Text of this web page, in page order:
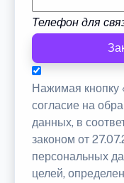
Телефон для
Нажимая кнопку
согласие на
данных, в
законом от
персональных
целей,